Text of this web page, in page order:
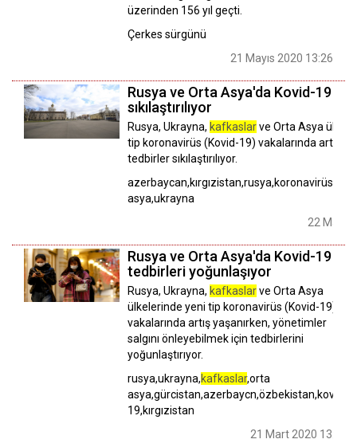
üzerinden 156 yıl geçti.
Çerkes sürgünü
21 Mayıs 2020 13:26
Rusya ve Orta Asya'da Kovid-19
sıkılaştırılıyor
Rusya, Ukrayna, kafkaslarve Orta Asya
tip koronavirüs (Kovid-19) vakalarında artış
tedbirler sıkılaştırılıyor.
azerbaycan,kırgızistan,rusya,koronavirüs,
asya,ukrayna
22 Mart
Rusya ve Orta Asya'da Kovid-19
tedbirleri yoğunlaşıyor
Rusya, Ukrayna, kafkaslarve Orta Asya
ülkelerinde yeni tip koronavirüs (Kovid-19)
vakalarında artış yaşanırken, yönetimler
salgını önleyebilmek için tedbirlerini
yoğunlaştırıyor.
rusya,ukrayna,kafkaslar,orta
asya,gürcistan,azerbaycn,özbekistan,kovid-
19,kırgızistan
21 Mart 2020 13:51